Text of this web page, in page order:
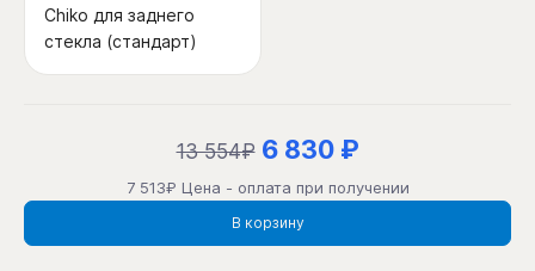
Chiko для заднего
стекла (стандарт)
13 554₽ 6 830 ₽
7 513₽ Цена - оплата при получении
В корзину